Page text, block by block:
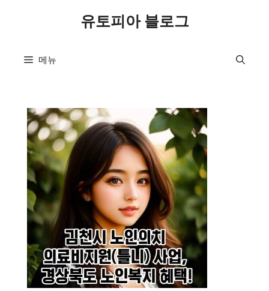
유토피아 블로그
메뉴